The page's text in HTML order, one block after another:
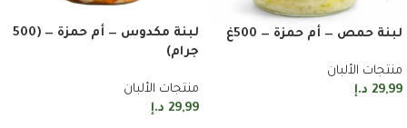
لبنة حمص — أم حمزة — 500غ
منتجات الألبان
29,99 د.إ
لبنة مكدوس — أم حمزة — (500
جرام)
منتجات الألبان
29,99 د.إ